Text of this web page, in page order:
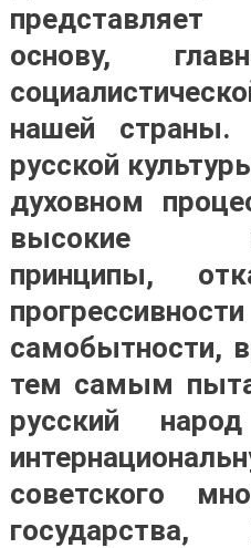
основу,
нашей страны.
русской
духовном
высокие
принципы,
самобытности,
тем самым
русский
советского